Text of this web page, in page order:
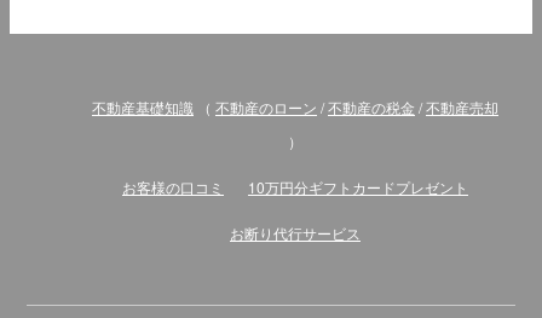
不動産基礎知識 （ 不動産のローン /不動産の税金 /不動産売却
）
お客様の口コミ 10万円分ギフトカードプレゼント
お断り代行サービス